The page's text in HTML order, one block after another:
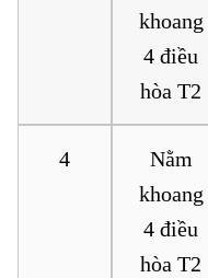
khoang
4 điều
hòa T2
4
Nằm
khoang
4 điều
hòa T2